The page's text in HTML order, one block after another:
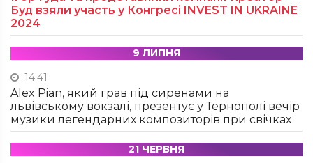
Буд взяли участь у Конгресі INVEST IN UKRAINE
2024
9 ЛИПНЯ
14:41
Alex Pian, який грав під сиренами на
львівському вокзалі, презентує у Тернополі вечір
музики легендарних композиторів при свічках
21 ЧЕРВНЯ